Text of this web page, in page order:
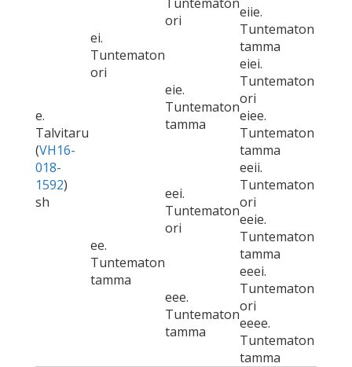
e.
Talvitaru
(VH16-
018-
1592)
sh
ei.
Tuntematon
ori
ori
eiie.
Tuntematon
tamma
eie.
Tuntematon
tamma
eiei.
Tuntematon
ori
eiee.
Tuntematon
tamma
ee.
Tuntematon
tamma
eei.
Tuntematon
ori
eeii.
Tuntematon
ori
eeie.
Tuntematon
tamma
eee.
Tuntematon
tamma
eeei.
Tuntematon
ori
eeee.
Tuntematon
tamma